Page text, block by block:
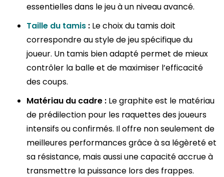
essentielles dans le jeu à un niveau avancé.
Taille du tamis : Le choix du tamis doit
correspondre au style de jeu spécifique du
joueur. Un tamis bien adapté permet de mieux
contrôler la balle et de maximiser l’efficacité
des coups.
Matériau du cadre : Le graphite est le matériau
de prédilection pour les raquettes des joueurs
intensifs ou confirmés. Il offre non seulement de
meilleures performances grâce à sa légèreté et
sa résistance, mais aussi une capacité accrue à
transmettre la puissance lors des frappes.